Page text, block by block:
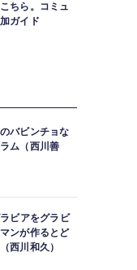
ちら。コミュ
ガイド
バビンチョな
ム（西川善
ビアをグラビ
ンが作るとど
西川和久）